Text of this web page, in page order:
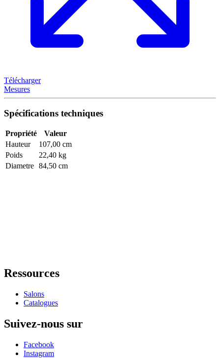
Télécharger
Mesures
Spécifications techniques
Propriété
Valeur
Hauteur
107,00 cm
Poids
22,40 kg
Diametre 84,50 cm
Ressources
Salons
Catalogues
Suivez-nous sur
Facebook
Instagram